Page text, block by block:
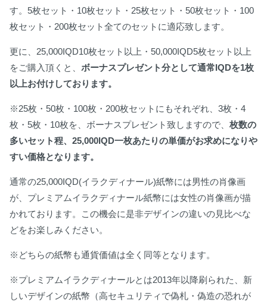
す。5枚セット・10枚セット・25枚セット・50枚セット・100
枚セット・200枚セット全てのセットに適応致します。
更に、25,000IQD10枚セット以上・50,000IQD5枚セット以上
をご購入頂くと、 ボーナスプレゼント分として通常IQDを1枚
以上お付けしております。
※25枚・50枚・100枚・200枚セットにもそれぞれ、3枚・4
枚・5枚・10枚を、ボーナスプレゼント致しますので、 枚数の
多いセット程、25,000IQD一枚あたりの単価がお求めになりや
すい価格となります。
通常の25,000IQD(イラクディナール)紙幣には男性の肖像画
が、プレミアムイラクディナール紙幣には女性の肖像画が描
かれております。この機会に是非デザインの違いの見比べな
どをお楽しみください。
※どちらの紙幣も通貨価値は全く同等となります。
※プレミアムイラクディナールとは2013年以降刷られた、新
しいデザインの紙幣（高セキュリティで偽札・偽造の恐れが